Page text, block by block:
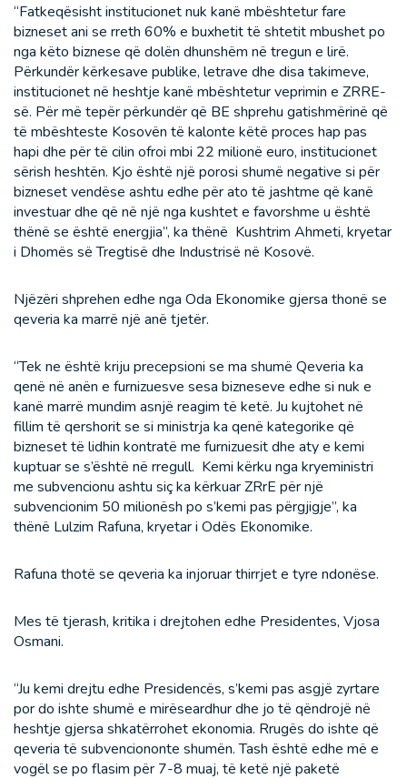
“Fatkeqësisht institucionet nuk kanë mbështetur fare
bizneset ani se rreth 60% e buxhetit të shtetit mbushet po
nga këto biznese që dolën dhunshëm në tregun e lirë.
Përkundër kërkesave publike, letrave dhe disa takimeve,
institucionet në heshtje kanë mbështetur veprimin e ZRRE-
së. Për më tepër përkundër që BE shprehu gatishmërinë që
të mbështeste Kosovën të kalonte këtë proces hap pas
hapi dhe për të cilin ofroi mbi 22 milionë euro, institucionet
sërish heshtën. Kjo është një porosi shumë negative si për
bizneset vendëse ashtu edhe për ato të jashtme që kanë
investuar dhe që në një nga kushtet e favorshme u është
thënë se është energjia”, ka thënë Kushtrim Ahmeti, kryetar
i Dhomës së Tregtisë dhe Industrisë në Kosovë.
Njëzëri shprehen edhe nga Oda Ekonomike gjersa thonë se
qeveria ka marrë një anë tjetër.
“Tek ne është kriju precepsioni se ma shumë Qeveria ka
qenë në anën e furnizuesve sesa bizneseve edhe si nuk e
kanë marrë mundim asnjë reagim të ketë. Ju kujtohet në
fillim të qershorit se si ministrja ka qenë kategorike që
bizneset të lidhin kontratë me furnizuesit dhe aty e kemi
kuptuar se s’është në rregull. Kemi kërku nga kryeministri
me subvencionu ashtu siç ka kërkuar ZRrE për një
subvencionim 50 milionësh po s’kemi pas përgjigje”, ka
thënë Lulzim Rafuna, kryetar i Odës Ekonomike.
Rafuna thotë se qeveria ka injoruar thirrjet e tyre ndonëse.
Mes të tjerash, kritika i drejtohen edhe Presidentes, Vjosa
Osmani.
“Ju kemi drejtu edhe Presidencës, s’kemi pas asgjë zyrtare
por do ishte shumë e mirëseardhur dhe jo të qëndrojë në
heshtje gjersa shkatërrohet ekonomia. Rrugës do ishte që
qeveria të subvenciononte shumën. Tash është edhe më e
vogël se po flasim për 7-8 muaj, të ketë një paketë